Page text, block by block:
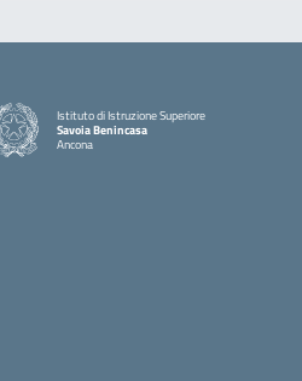
Istituto di Istruzione Superiore
Savoia Benincasa
Ancona